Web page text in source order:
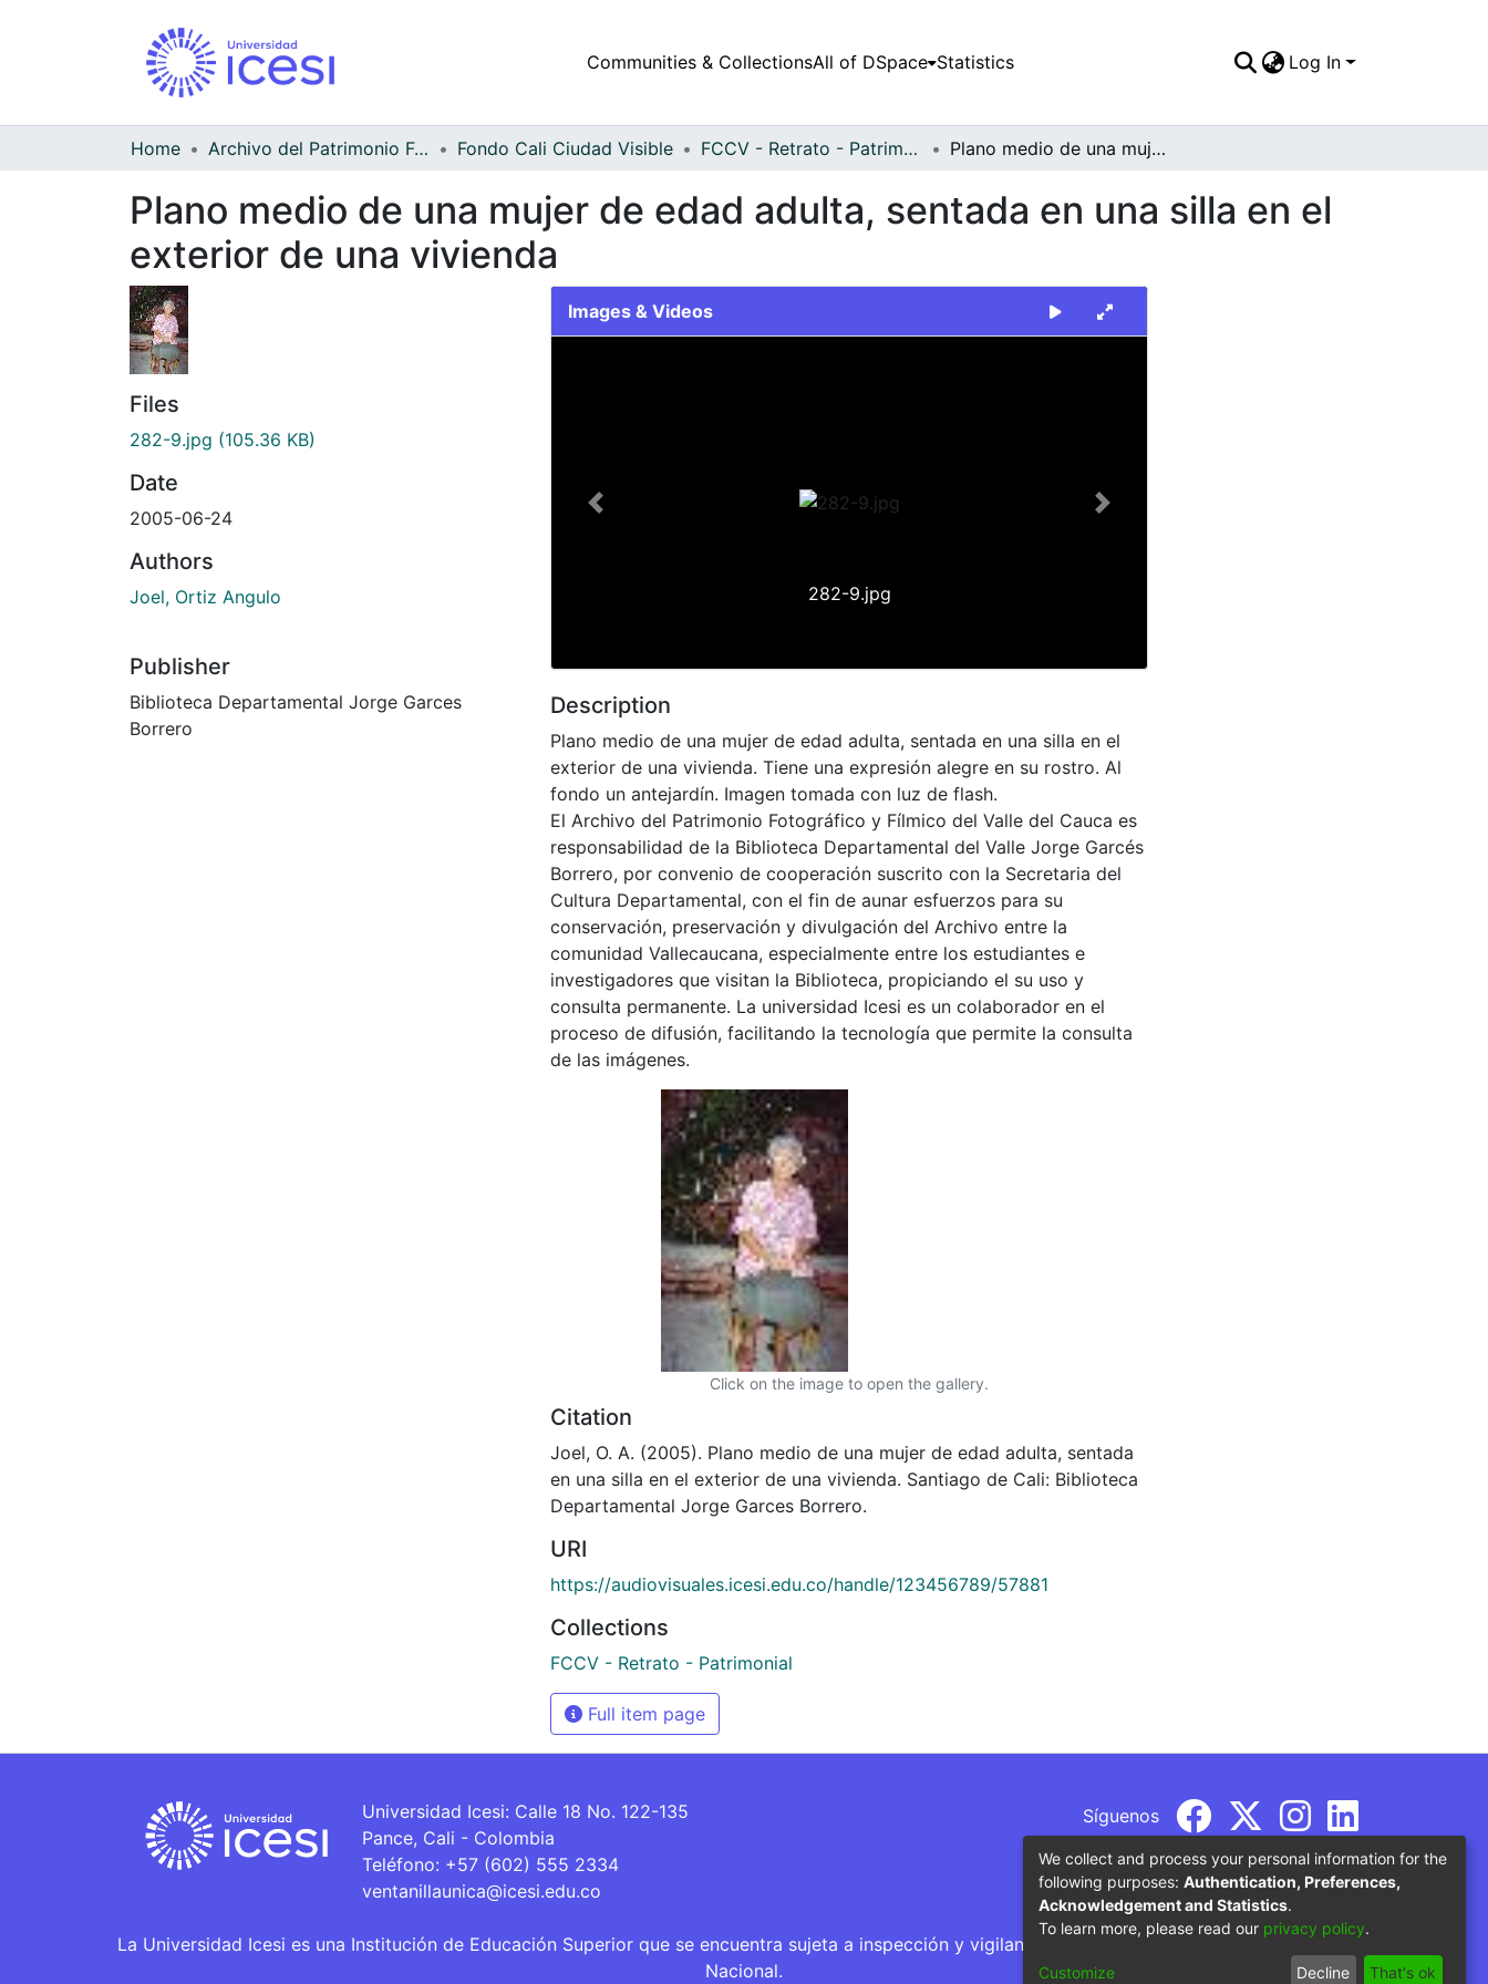
Communities & CollectionsAll of DSpace Statistics Log In
Home Archivo del Patrimonio Fotográfico y Fílmico del Valle del Cauca Fondo Cali Ciudad Visible FCCV - Retrato - Patrimonial Plano medio de una mujer de edad adulta, sentada en una silla en el exterior de una vivienda
Plano medio de una mujer de edad adulta, sentada en una silla en el
exterior de una vivienda
Files
282-9.jpg (105.36 KB)
Date
2005-06-24
Authors
Joel, Ortiz Angulo
Publisher
Biblioteca Departamental Jorge Garces
Borrero
Images & Videos
282-9.jpg
Previous Next
Description
Plano medio de una mujer de edad adulta, sentada en una silla en el
exterior de una vivienda. Tiene una expresión alegre en su rostro. Al
fondo un antejardín. Imagen tomada con luz de flash.
El Archivo del Patrimonio Fotográfico y Fílmico del Valle del Cauca es
responsabilidad de la Biblioteca Departamental del Valle Jorge Garcés
Borrero, por convenio de cooperación suscrito con la Secretaria del
Cultura Departamental, con el fin de aunar esfuerzos para su
conservación, preservación y divulgación del Archivo entre la
comunidad Vallecaucana, especialmente entre los estudiantes e
investigadores que visitan la Biblioteca, propiciando el su uso y
consulta permanente. La universidad Icesi es un colaborador en el
proceso de difusión, facilitando la tecnología que permite la consulta
de las imágenes.
Click on the image to open the gallery.
Citation
Joel, O. A. (2005). Plano medio de una mujer de edad adulta, sentada
en una silla en el exterior de una vivienda. Santiago de Cali: Biblioteca
Departamental Jorge Garces Borrero.
URI
https://audiovisuales.icesi.edu.co/handle/123456789/57881
Collections
FCCV - Retrato - Patrimonial
Full item page
Universidad Icesi: Calle 18 No. 122-135
Pance, Cali - Colombia
Teléfono: +57 (602) 555 2334
ventanillaunica@icesi.edu.co
Síguenos
La Universidad Icesi es una Institución de Educación Superior que se encuentra sujeta a inspección y vigilancia por parte del Ministerio de Educación
Nacional.
We collect and process your personal information for the
following purposes: Authentication, Preferences,
Acknowledgement and Statistics.
To learn more, please read our privacy policy.
Customize Decline That's ok